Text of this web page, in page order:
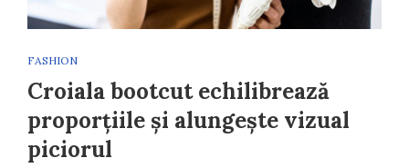
FASHION
Croiala bootcut echilibrează
proporțiile și alungește vizual
piciorul